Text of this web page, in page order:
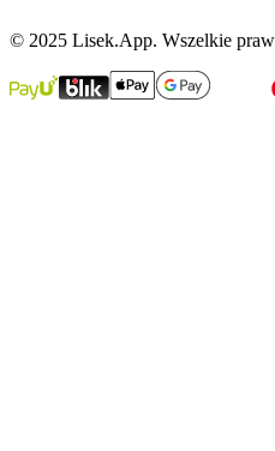
© 2025 Lisek.App. Wszelkie